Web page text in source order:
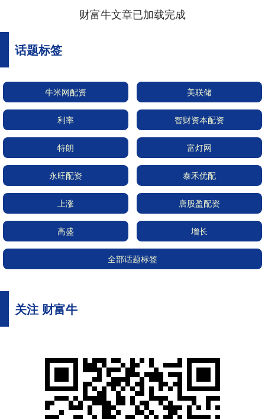
财富牛文章已加载完成
话题标签
牛米网配资 美联储
利率 智财资本配资
特朗 富灯网
永旺配资 泰禾优配
上涨 唐股盈配资
高盛 增长
全部话题标签
关注 财富牛